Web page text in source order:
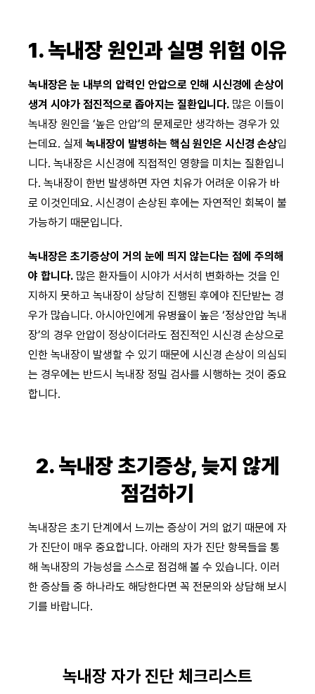
1. 녹내장 원인과 실명 위험 이유
녹내장은 눈 내부의 압력인 안압으로 인해 시신경에 손상이
생겨 시야가 점진적으로 좁아지는 질환입니다. 많은 이들이
녹내장 원인을 ‘높은 안압’의 문제로만 생각하는 경우가 있
는데요. 실제 녹내장이 발병하는 핵심 원인은 시신경 손상입
니다. 녹내장은 시신경에 직접적인 영향을 미치는 질환입니
다. 녹내장이 한번 발생하면 자연 치유가 어려운 이유가 바
로 이것인데요. 시신경이 손상된 후에는 자연적인 회복이 불
가능하기 때문입니다.
녹내장은 초기증상이 거의 눈에 띄지 않는다는 점에 주의해
야 합니다. 많은 환자들이 시야가 서서히 변화하는 것을 인
지하지 못하고 녹내장이 상당히 진행된 후에야 진단받는 경
우가 많습니다. 아시아인에게 유병율이 높은 ‘정상안압 녹내
장’의 경우 안압이 정상이더라도 점진적인 시신경 손상으로
인한 녹내장이 발생할 수 있기 때문에 시신경 손상이 의심되
는 경우에는 반드시 녹내장 정밀 검사를 시행하는 것이 중요
합니다.
2. 녹내장 초기증상, 늦지 않게
점검하기
녹내장은 초기 단계에서 느끼는 증상이 거의 없기 때문에 자
가 진단이 매우 중요합니다. 아래의 자가 진단 항목들을 통
해 녹내장의 가능성을 스스로 점검해 볼 수 있습니다. 이러
한 증상들 중 하나라도 해당한다면 꼭 전문의와 상담해 보시
기를 바랍니다.
녹내장 자가 진단 체크리스트